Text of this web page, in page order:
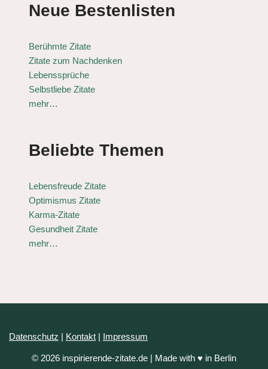
Neue Bestenlisten
Berühmte Zitate
Zitate zum Nachdenken
Lebenssprüche
Selbstliebe Zitate
mehr…
Beliebte Themen
Lebensfreude Zitate
Optimismus Zitate
Karma-Zitate
Gesundheit Zitate
mehr…
Datenschutz | Kontakt | Impressum
© 2026 inspirierende-zitate.de | Made with ♥ in Berlin